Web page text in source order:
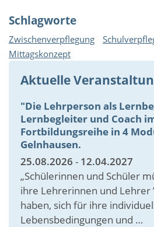
Schlagworte
Zwischenverpflegung
Mittagskonzept
Aktuelle
"Die Lehrperson als
Lernbegleiter und Coach
Fortbildungsreihe in 4
Gelnhausen.
25.08.2026 - 12.04.2027
„Schülerinnen und Schüler
ihre Lehrerinnen und Lehrer
haben, sich für ihre
Lebensbedingungen und …